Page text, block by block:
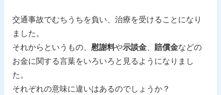
交通事故でむちうちを負い、治療を受けることになり
ました。
それからというもの、慰謝料や示談金 賠償金などの
お金に関する言葉をいろいろと見るようになりまし
た。
それぞれの意味に違いはあるのでしょうか？